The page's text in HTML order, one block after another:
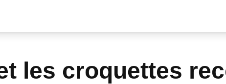
les croquettes